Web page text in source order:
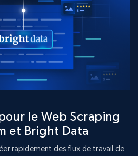
le Web Scraping
et Bright Data
rapidement des flux de travail de